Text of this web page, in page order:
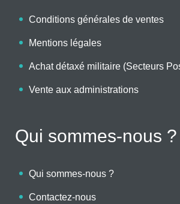
Conditions générales de ventes
Mentions légales
Achat détaxé militaire (Secteurs
Vente aux administrations
Qui sommes-nous ?
Qui sommes-nous ?
Contactez-nous